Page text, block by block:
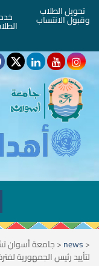
تحويل الطلاب
وقبول الانتساب
<
news
<جامعة أسوان
لتأييد رئيس الجمهورية